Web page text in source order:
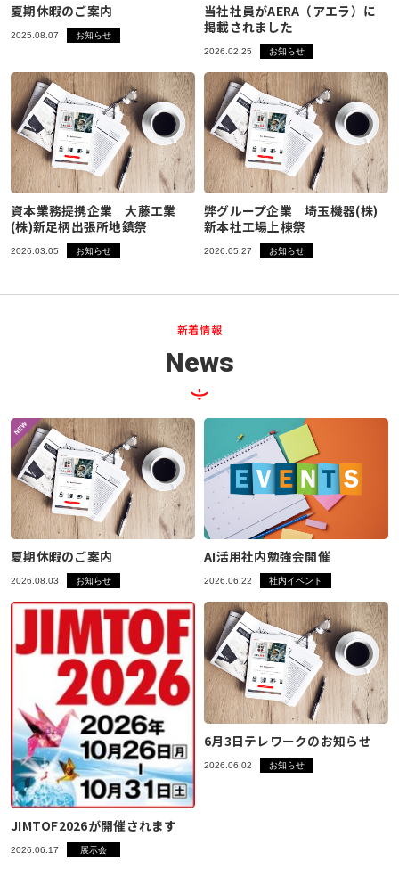
03-3964-9111
閉じる
夏期休暇のご案内
2025.08.07 お知らせ
当社社員がAERA（アエラ）に
掲載されました
2026.02.25 お知らせ
資本業務提携企業 大藤工業
(株)新足柄出張所地鎮祭
2026.03.05 お知らせ
弊グループ企業 埼玉機器(株)
新本社工場上棟祭
2026.05.27 お知らせ
新着情報
News
夏期休暇のご案内
2026.08.03 お知らせ
AI活用社内勉強会開催
2026.06.22 社内イベント
JIMTOF2026が開催されます
2026.06.17 展示会
6月3日テレワークのお知らせ
2026.06.02 お知らせ